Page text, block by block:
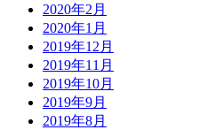
2020年2月
2020年1月
2019年12月
2019年11月
2019年10月
2019年9月
2019年8月